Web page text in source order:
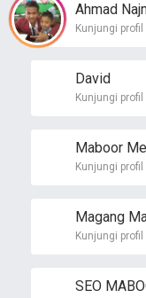
Ahmad
Kunjungi profil
David
Kunjungi profil
Maboor
Kunjungi profil
Magang
Kunjungi profil
SEO